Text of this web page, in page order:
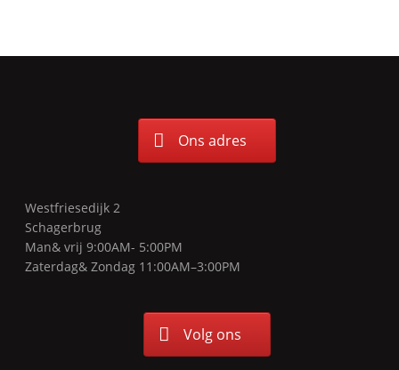
Ons adres
Westfriesedijk 2
Schagerbrug
Man& vrij 9:00AM- 5:00PM
Zaterdag& Zondag 11:00AM–3:00PM
Volg ons